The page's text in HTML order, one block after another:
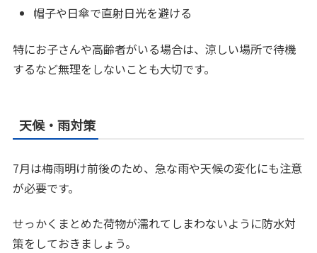
帽子や日傘で直射日光を避ける
特にお子さんや高齢者がいる場合は、涼しい場所で待機
するなど無理をしないことも大切です。
天候・雨対策
7月は梅雨明け前後のため、急な雨や天候の変化にも注意
が必要です。
せっかくまとめた荷物が濡れてしまわないように防水対
策をしておきましょう。